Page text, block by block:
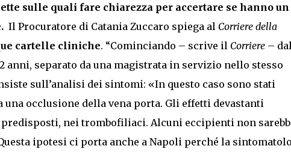
sulle quali fare chiarezza per accertare se hanno un
Il Procuratore di Catania Zuccaro spiega al Corriere della
cartelle cliniche. “Cominciando – scrive il Corriere–
separato da una magistrata in servizio nello stesso
sull’analisi dei sintomi: «In questo caso sono stati
occlusione della vena porta. Gli effetti devastanti
nei trombofiliaci. Alcuni eccipienti non
ipotesi ci porta anche a Napoli perché la